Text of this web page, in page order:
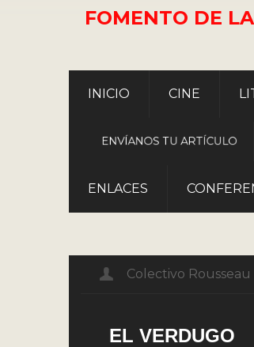
FOMENTO DE
INICIO CINE
ENVÍANOS TU ARTÍCULO
ENLACES
Colectivo Rousseau
EL VERDUGO